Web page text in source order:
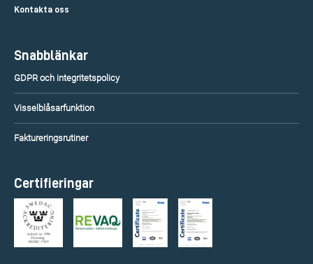
Kontakta oss
Snabblänkar
GDPR och integritetspolicy
Visselblåsarfunktion
Faktureringsrutiner
Certifieringar